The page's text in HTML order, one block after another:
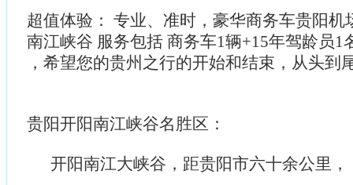
超值体验： 专业、准时，豪华商务车贵阳机
南江峡谷 服务包括 商务车1辆+15年驾龄员1
，希望您的贵州之行的开始和结束，从头到
贵阳开阳南江峡谷名胜区：
开阳南江大峡谷，距贵阳市六十余公里，